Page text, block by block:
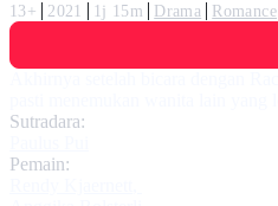
13+ 2021 1j 15m Drama
Romance
Sutradara:
Pemain: